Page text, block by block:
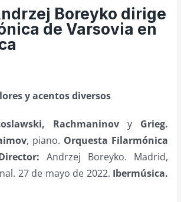
Boreyko dirige
de Varsovia en
y acentos diversos
Rachmaninov y Grieg.
, piano. Orquesta Filarmónica
Andrzej Boreyko. Madrid,
27 de mayo de 2022. Ibermúsica.